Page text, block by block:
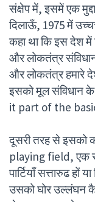
संक्षेप में, इसमें एक
दिलाऊँ, 1975 में
कहा था कि इस देश
और लोकतंत्र
और लोकतंत्र हमारे
इसको मूल संविधान
it part of the
दूसरी तरह से इसको
playing field, एक
पार्टियाँ सत्तारुढ हों
उसको घोर उल्लंघन